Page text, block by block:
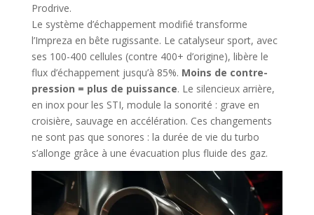
Prodrive.
Le système d’échappement modifié transforme
l’Impreza en bête rugissante. Le catalyseur sport, avec
ses 100-400 cellules (contre 400+ d’origine), libère le
flux d’échappement jusqu’à 85%. Moins de contre-
pression = plus de puissance. Le silencieux arrière,
en inox pour les STI, module la sonorité : grave en
croisière, sauvage en accélération. Ces changements
ne sont pas que sonores : la durée de vie du turbo
s’allonge grâce à une évacuation plus fluide des gaz.